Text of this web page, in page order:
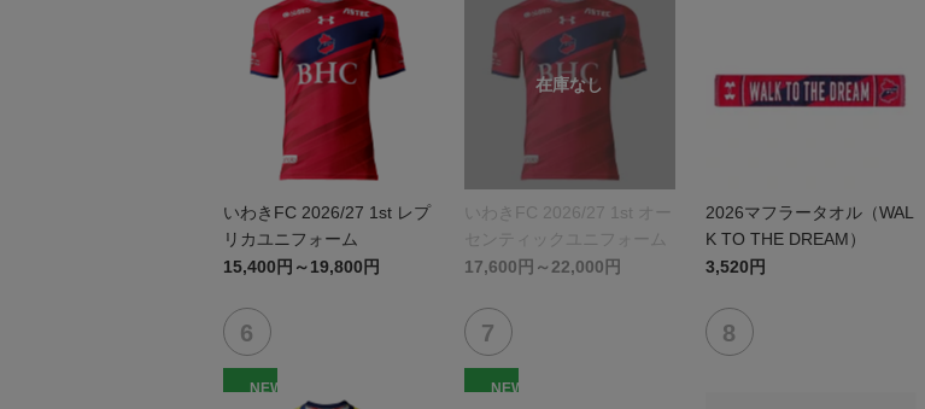
いわきFC 2026/27 1st レプ
リカユニフォーム
15,400円～19,800円
いわきFC 2026/27 1st オー
センティックユニフォーム
17,600円～22,000円
2026マフラータオル（WAL
K TO THE DREAM）
3,520円
NEW NEW